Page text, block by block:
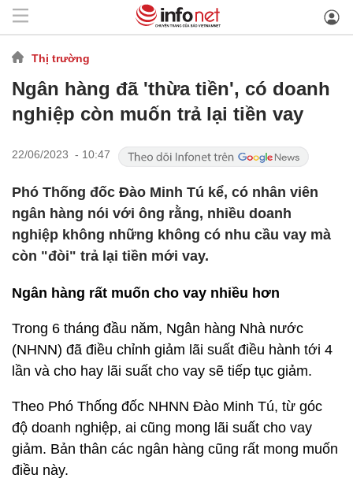
Thị trường
Ngân hàng đã 'thừa tiền', có doanh
nghiệp còn muốn trả lại tiền vay
22/06/2023 - 10:47
Phó Thống đốc Đào Minh Tú kể, có nhân viên
ngân hàng nói với ông rằng, nhiều doanh
nghiệp không những không có nhu cầu vay mà
còn "đòi" trả lại tiền mới vay.
Ngân hàng rất muốn cho vay nhiều hơn
Trong 6 tháng đầu năm, Ngân hàng Nhà nước
(NHNN) đã điều chỉnh giảm lãi suất điều hành tới 4
lần và cho hay lãi suất cho vay sẽ tiếp tục giảm.
Theo Phó Thống đốc NHNN Đào Minh Tú, từ góc
độ doanh nghiệp, ai cũng mong lãi suất cho vay
giảm. Bản thân các ngân hàng cũng rất mong muốn
điều này.